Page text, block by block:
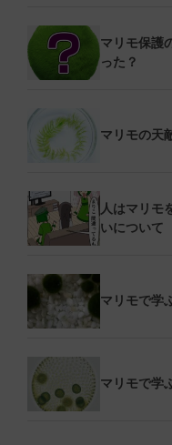
マリモ保護
った？
マリモの天
人はマリモ
いについて
マリモで学
マリモで学